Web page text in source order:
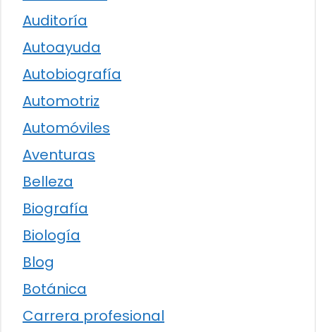
Auditoría
Autoayuda
Autobiografía
Automotriz
Automóviles
Aventuras
Belleza
Biografía
Biología
Blog
Botánica
Carrera profesional